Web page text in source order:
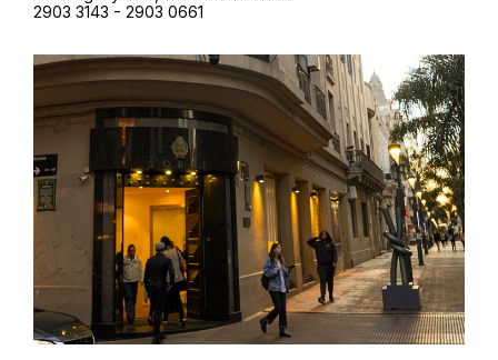
2903 3143 - 2903 0661